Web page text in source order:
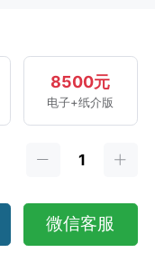
8500元
电子+纸介版
微信客服